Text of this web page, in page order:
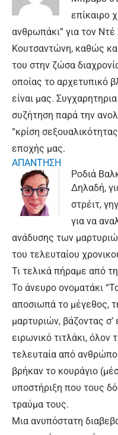
επίκαιρο
ανθρωπάκι” για τον
Κουτσαντώνη, καθώς
του στην ζώσα
οποίας το αρχετυπικό
είναι μας.
συζήτηση παρά την
“κρίση
εποχής μας.
ΑΠΑΝΤΗΣΗ
Ροδιά
Δηλαδή,
στρέιτ,
για να
ανάδυσης των
του τελευταίου
Τι τελικά πήραμε από
Το άνευρο ονοματάκι
αποσιωπά το μέγεθος,
μαρτυριών, βάζοντας
ειρωνικό τιτλάκι, όλον
τελευταία από
βρήκαν το κουράγιο
υποστήριξη που τους
τραύμα τους.
Μια ανυπόστατη